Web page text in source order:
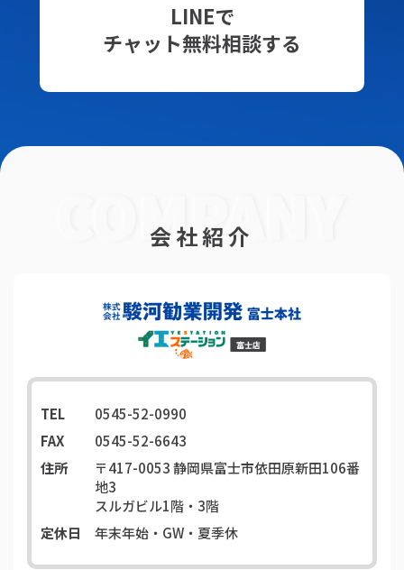
LINEで
チャット無料相談する
会社紹介
TEL
0545-52-0990
FAX
0545-52-6643
住所
〒417-0053静岡県富士市依田原新田106番
地3
スルガビル1階・3階
定休日
年末年始・GW・夏季休